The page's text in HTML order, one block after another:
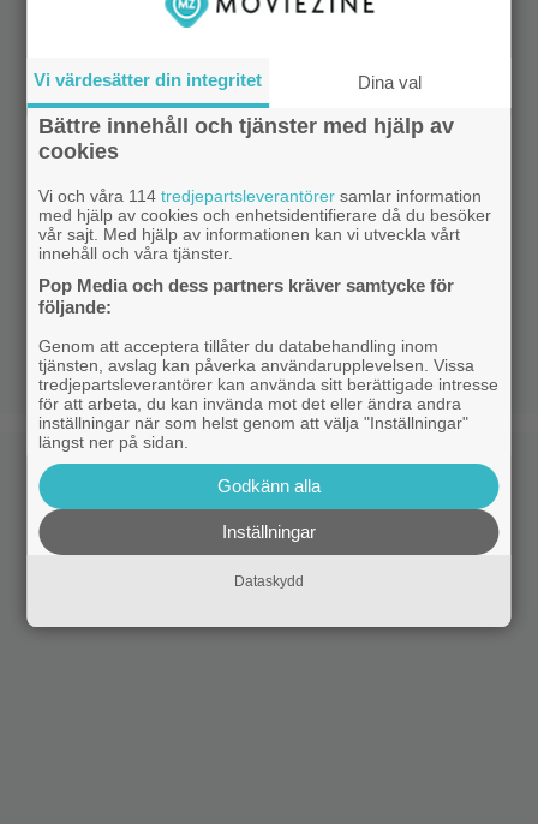
Vi värdesätter din integritet Dina val
Bättre innehåll och tjänster med hjälp av
cookies
Vi och våra 114tredjepartsleverantörer samlar information
med hjälp av cookies och enhetsidentifierare då du besöker
vår sajt. Med hjälp av informationen kan vi utveckla vårt
innehåll och våra tjänster.
Pop Media och dess partners kräver samtycke för
följande:
Genom att acceptera tillåter du databehandling inom
tjänsten, avslag kan påverka användarupplevelsen. Vissa
tredjepartsleverantörer kan använda sitt berättigade intresse
för att arbeta, du kan invända mot det eller ändra andra
inställningar när som helst genom att välja "Inställningar"
längst ner på sidan.
Godkänn alla
Inställningar
Dataskydd